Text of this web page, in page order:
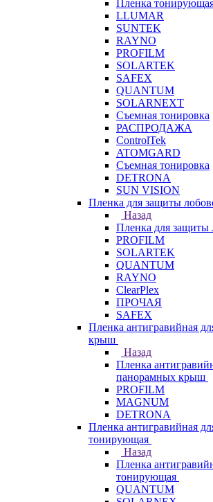
Пленка тонирующая
LLUMAR
SUNTEK
RAYNO
PROFILM
SOLARTEK
SAFEX
QUANTUM
SOLARNEXT
Съемная тонировка
РАСПРОДАЖА
ControlTek
ATOMGARD
Съемная тонировка
DETRONA
SUN VISION
Пленка для защиты
Назад
Пленка для защиты
PROFILM
SOLARTEK
QUANTUM
RAYNO
ClearPlex
ПРОЧАЯ
SAFEX
Пленка антигравийная
крыш
Назад
Пленка
панорамных крыш
PROFILM
MAGNUM
DETRONA
Пленка антигравийная
тонирующая
Назад
Пленка
тонирующая
QUANTUM